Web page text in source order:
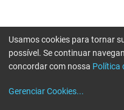
Usamos cookies para tornar
possível. Se continuar
concordar com nossa Política
Gerenciar Cookies...
Erro ao enviar informações,